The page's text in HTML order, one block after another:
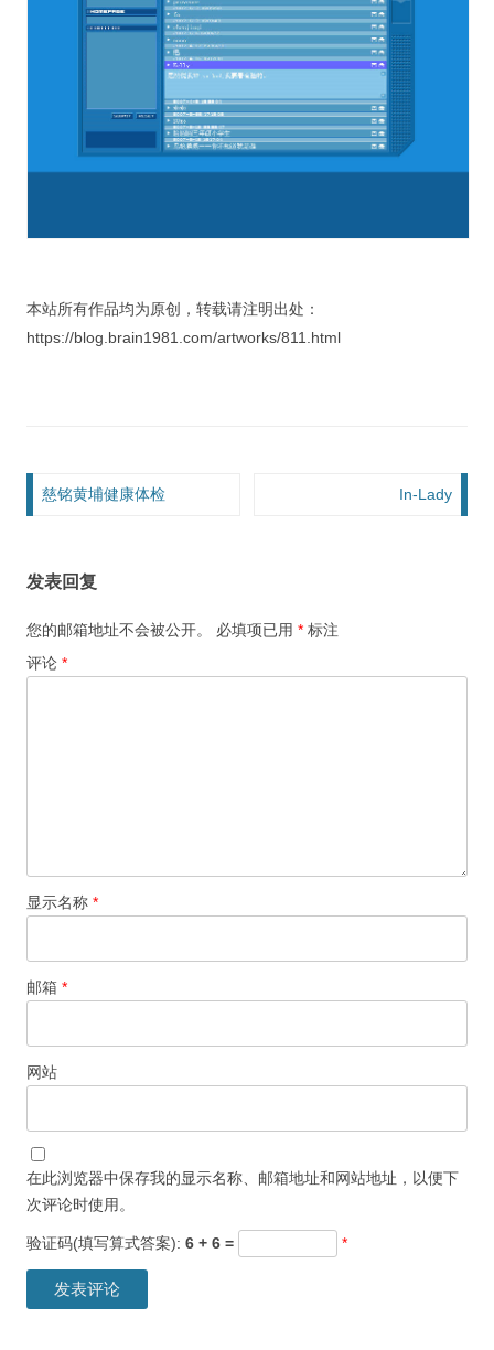
本站所有作品均为原创，转载请注明出处：
https://blog.brain1981.com/artworks/811.html
文章导航
慈铭黄埔健康体检 In-Lady
发表回复
您的邮箱地址不会被公开。 必填项已用 * 标注
评论 *
显示名称 *
邮箱 *
网站
在此浏览器中保存我的显示名称、邮箱地址和网站地址，以便下
次评论时使用。
验证码(填写算式答案): 6 + 6 = *